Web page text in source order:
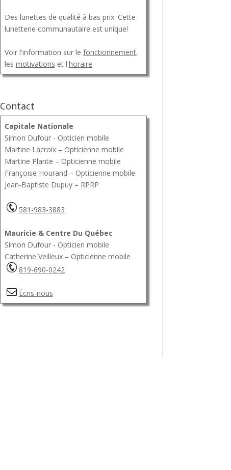
Des lunettes de qualité à bas prix. Cette
lunetterie communautaire est unique!
Voir l'information sur le fonctionnement,
les motivations et l'horaire
Contact
Capitale Nationale
Simon Dufour - Opticien mobile
Martine Lacroix – Opticienne mobile
Martine Plante – Opticienne mobile
Françoise Hourand – Opticienne mobile
Jean-Baptiste Dupuy – RPRP
581-983-3883
Mauricie & Centre Du Québec
Simon Dufour - Opticien mobile
Catherine Veilleux – Opticienne mobile
819-690-0242
Écris-nous